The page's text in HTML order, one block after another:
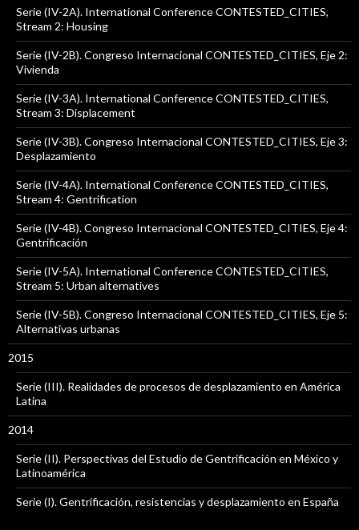
Serie (IV-2A). International Conference CONTESTED_CITIES,
Stream 2: Housing
Serie (IV-2B). Congreso Internacional CONTESTED_CITIES, Eje 2:
Vivienda
Serie (IV-3A). International Conference CONTESTED_CITIES,
Stream 3: Displacement
Serie (IV-3B). Congreso Internacional CONTESTED_CITIES, Eje 3:
Desplazamiento
Serie (IV-4A). International Conference CONTESTED_CITIES,
Stream 4: Gentrification
Serie (IV-4B). Congreso Internacional CONTESTED_CITIES, Eje 4:
Gentrificación
Serie (IV-5A). International Conference CONTESTED_CITIES,
Stream 5: Urban alternatives
Serie (IV-5B). Congreso Internacional CONTESTED_CITIES, Eje 5:
Alternativas urbanas
2015
Serie (III). Realidades de procesos de desplazamiento en América
Latina
2014
Serie (II). Perspectivas del Estudio de Gentrificación en México y
Latinoamérica
Serie (I). Gentrificación, resistencias y desplazamiento en España